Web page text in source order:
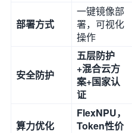
部署方式
一键镜像部
署，可视化
操作
安全防护
五层防护
+混合云方
案+国家认
证
算力优化
FlexNPU，
Token性价